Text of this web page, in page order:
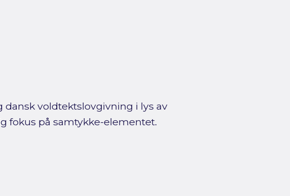
dansk voldtektslovgivning i lys av
fokus på samtykke-elementet.